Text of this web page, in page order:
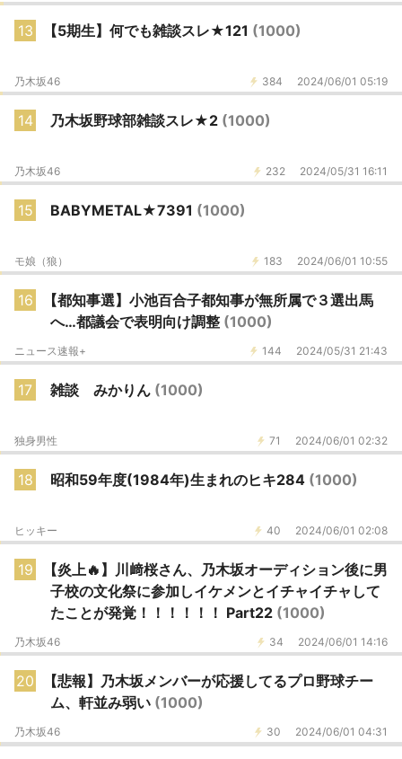
13 【5期生】何でも雑談スレ★121 (1000)
384 2024/06/01 05:19
乃木坂46
14 乃木坂野球部雑談スレ★2 (1000)
232 2024/05/31 16:11
乃木坂46
15 BABYMETAL★7391 (1000)
183 2024/06/01 10:55
モ娘（狼）
16
【都知事選】小池百合子都知事が無所属で３選出馬
へ…都議会で表明向け調整 (1000)
144 2024/05/31 21:43
ニュース速報+
17 雑談 みかりん (1000)
71 2024/06/01 02:32
独身男性
18 昭和59年度(1984年)生まれのヒキ284 (1000)
40 2024/06/01 02:08
ヒッキー
19
【炎上🔥】川﨑桜さん、乃木坂オーディション後に男
子校の文化祭に参加しイケメンとイチャイチャして
たことが発覚！！！！！！ Part22 (1000)
34 2024/06/01 14:16
乃木坂46
20
【悲報】乃木坂メンバーが応援してるプロ野球チー
ム、軒並み弱い (1000)
30 2024/06/01 04:31
乃木坂46